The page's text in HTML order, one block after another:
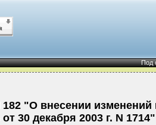
Под
"О внесении
30 декабря 2003 г. N 1714"